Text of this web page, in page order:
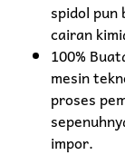
spidol pun
cairan
100%
mesin
proses
impor.